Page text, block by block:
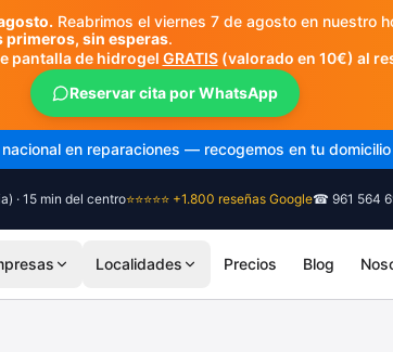
Reabrimos el viernes 7 de agosto en nuestro
primeros, sin esperas.
pantalla de hidrogel GRATIS(valorado en 10€) al
Reservar cita por WhatsApp
Diagnóstico siempre gratuito, sin compromiso
· 15 min del centro⭐⭐⭐⭐⭐ +1.800 reseñas Google☎ 961 564
Localidades Precios Blog